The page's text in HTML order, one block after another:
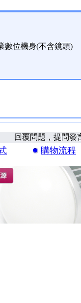
數位機身(不含鏡頭)
回覆問題，提問
購物流程